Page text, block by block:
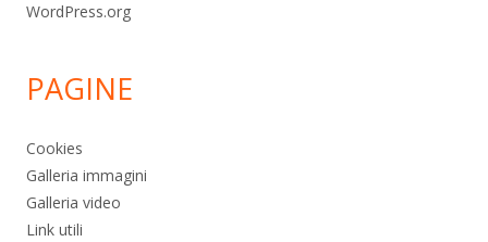
WordPress.org
PAGINE
Cookies
Galleria immagini
Galleria video
Link utili